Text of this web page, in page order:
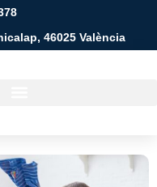
46025 València